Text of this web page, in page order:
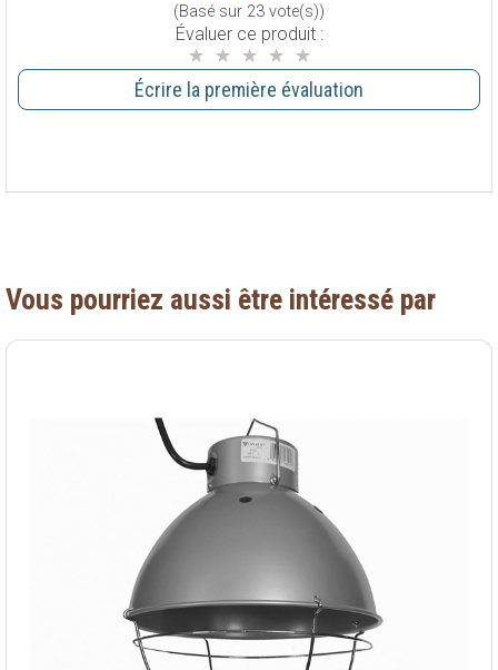
(Basé sur 23 vote(s))
Évaluer ce produit :
Écrire la première évaluation
Vous pourriez aussi être intéressé par